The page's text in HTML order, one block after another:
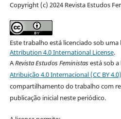
Copyright (c) 2024 Revista Estudos
Este trabalho está licenciado sob uma
Attribution 4.0 International License.
ARevista Estudos Feministasestá sob a
Atribuição 4.0 Internacional (CC BY 4.0)
compartilhamento do trabalho com
publicação inicial neste periódico.